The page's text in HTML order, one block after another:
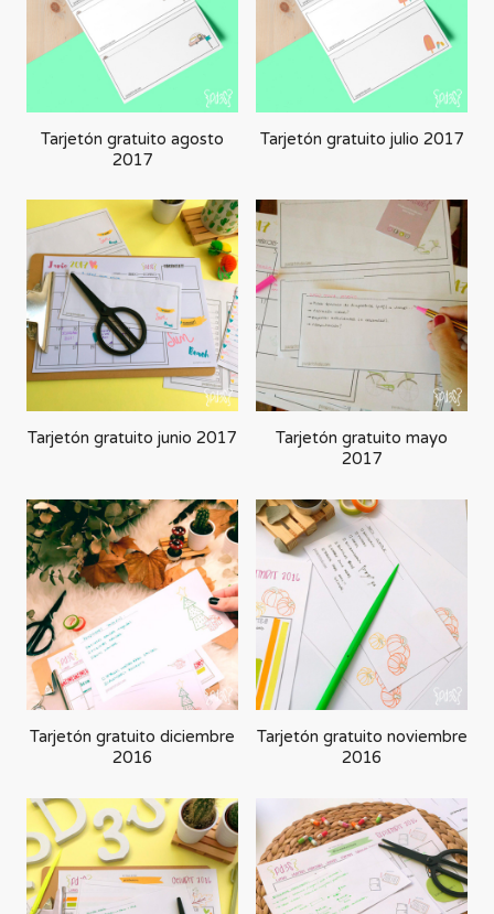
Tarjetón gratuito agosto
2017
Tarjetón gratuito julio 2017
Tarjetón gratuito junio 2017
Tarjetón gratuito mayo
2017
Tarjetón gratuito diciembre
2016
Tarjetón gratuito noviembre
2016